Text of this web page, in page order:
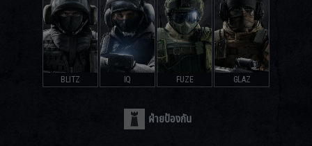
BLITZ IQ FUZE GLAZ
ฝ่ายป้องกัน